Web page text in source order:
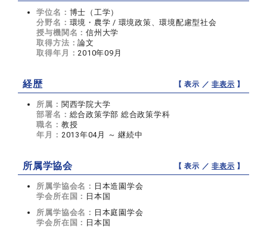
学位名： 博士（工学）
分野名： 環境・農学 / 環境政策、環境配慮型社会
授与機関名：信州大学
取得方法：論文
取得年月： 2010年09月
経歴 【 表示 ／非表示 】
所属： 関西学院大学
部署名： 総合政策学部 総合政策学科
職名： 教授
年月： 2013年04月 ～ 継続中
所属学協会 【 表示 ／非表示 】
所属学協会名： 日本造園学会
学会所在国： 日本国
所属学協会名： 日本庭園学会
学会所在国： 日本国